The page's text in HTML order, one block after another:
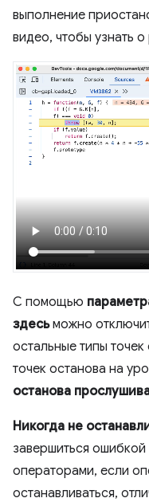
выполнение
видео, чтобы узнать
С помощью
здесьможно
остальные типы
точек останова на
останова
Никогда не
завершиться
операторами, если
останавливаться,